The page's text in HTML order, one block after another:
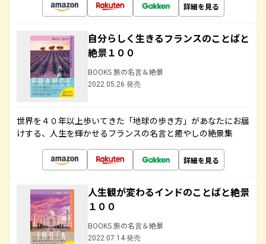
詳細を見る
自分らしく生きるフランスのことばと
絶景１００
BOOKS 旅の名言＆絶景
2022.05.26 発売
世界を４０年以上歩いてきた「地球の歩き方」があなたにお届
けする、人生を輝かせるフランスの名言と癒やしの絶景集
詳細を見る
人生観が変わるインドのことばと絶景
１００
BOOKS 旅の名言＆絶景
2022.07.14 発売